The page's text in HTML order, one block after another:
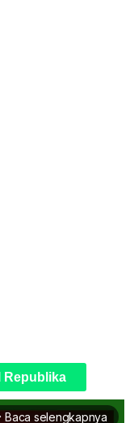
Republika
Baca selengkapnya